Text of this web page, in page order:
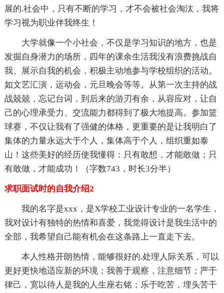
展的.社会中，只有不断的学习，才不会被社会淘汰，我将
学习视为职业伴我终生！
大学就像一个小社会，不仅是学习知识的地方，也是
发掘自身潜力的场所，四年的课余生活我没有浪费挑战自
我、展示自我的机会，积极主动地参与学校组织的活动。
如文艺汇演，运动会，元旦晚会等等。从第一次主持的战
战兢兢，忘记台词，到后来的游刃有余，从容应对，让自
己的心理承受力、交流能力都得到了极大地提高。参加篮
球赛，不仅让我有了强健的体格，更重要的是让我明白了
集体的力量永远大于个人，集体高于个人，组织重如泰
山！这些美好的经历使我懂得：只有敢想，才能敢做；只
有敢做，才能成功！（字数743，时长3分半）
求职面试时的自我介绍2
我的名字是xxx，是X学校工业设计专业的一名学生，
我对设计有独特的热情和喜爱，我觉得设计是我生活中的
全部，我希望自己能有机会在这条路上一直走下去。
本人性格开朗热情，能够很好的.处理人际关系，可以
更好更快地适应新的环境；我善于观察，注意细节；严于
律己，宽以待人是我的人生座右铭；乐于吃苦，埋头苦干